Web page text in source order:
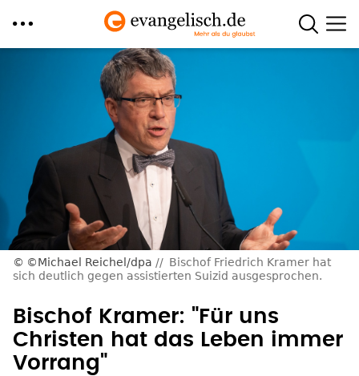
©Michael Reichel/dpa
Bischof Friedrich Kramer hat
sich deutlich gegen assistierten Suizid ausgesprochen.
Bischof Kramer: "Für uns
Christen hat das Leben immer
Vorrang"